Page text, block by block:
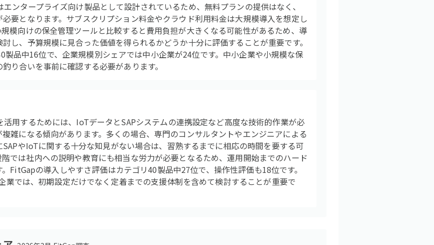
ンタープライズ向け製品として設計されているため、無料プランの提供はなく、
要となります。サブスクリプション料金やクラウド利用料金は大規模導入を想定し
模向けの保全管理ツールと比較すると費用負担が大きくなる可能性があるため、導
し、予算規模に見合った価値を得られるかどうか十分に評価することが重要です。
品中16位で、企業規模別シェアでは中小企業が24位です。中小企業や小規模な保
り合いを事前に確認する必要があります。
用するためには、IoTデータとSAPシステムの連携設定など高度な技術的作業が必
雑になる傾向があります。多くの場合、専門のコンサルタントやエンジニアによる
やIoTに関する十分な知見がない場合は、習熟するまでに相応の時間を要する可
では社内への説明や教育にも相当な労力が必要となるため、運用開始までのハード
FitGapの導入しやすさ評価はカテゴリ40製品中27位で、操作性評価も18位です。
業では、初期設定だけでなく定着までの支援体制を含めて検討することが重要で